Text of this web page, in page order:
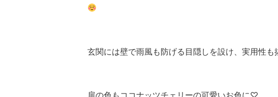
玄関には壁で雨風も防げる目隠しを設け、実用性も
扉の色もココナッツチェリーの可愛いお色に♡